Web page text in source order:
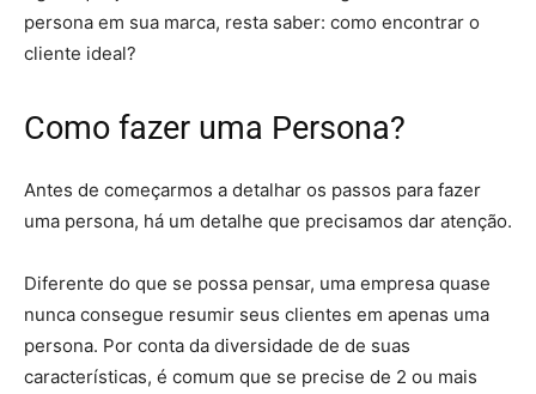
persona em sua marca, resta saber: como encontrar o
cliente ideal?
Como fazer uma Persona?
Antes de começarmos a detalhar os passos para fazer
uma persona, há um detalhe que precisamos dar atenção.
Diferente do que se possa pensar, uma empresa quase
nunca consegue resumir seus clientes em apenas uma
persona. Por conta da diversidade de de suas
características, é comum que se precise de 2 ou mais